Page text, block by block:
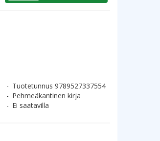
Tuotetunnus 9789527337554
Pehmeäkantinen kirja
Ei saatavilla